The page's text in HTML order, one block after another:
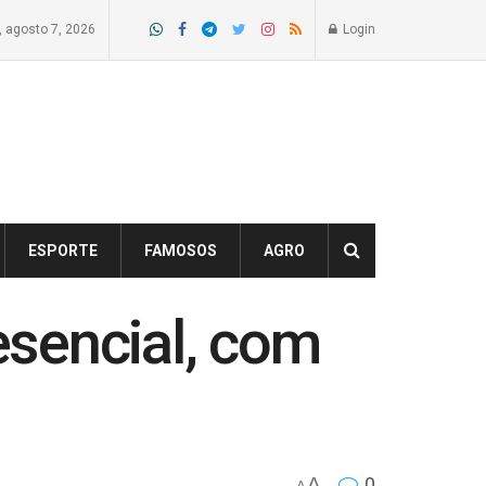
agosto 7, 2026 Login
ESPORTE FAMOSOS AGRO
com